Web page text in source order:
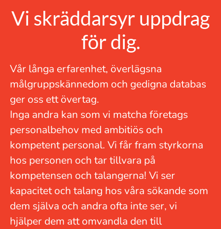
Vi skräddarsyr uppdrag
för dig.
Vår långa erfarenhet, överlägsna
målgruppskännedom och gedigna databas
ger oss ett övertag.
Inga andra kan som vi matcha företags
personalbehov med ambitiös och
kompetent personal. Vi får fram styrkorna
hos personen och tar tillvara på
kompetensen och talangerna! Vi ser
kapacitet och talang hos våra sökande som
dem själva och andra ofta inte ser, vi
hjälper dem att omvandla den till